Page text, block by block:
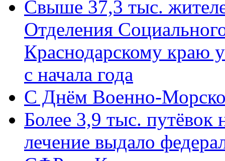
Свыше 37,3 тыс.
Отделения
Краснодарскому краю
с начала года
C Днём Военно-
Более 3,9 тыс. путёвок
лечение выдало